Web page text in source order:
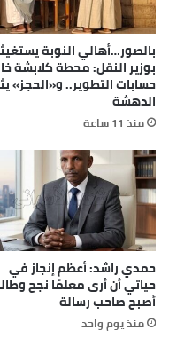
بالصور…أهالي النوبة
بوزير النقل: محطة كلابشة
حسابات التطوير.. و«الحجز»
الدهشة
منذ 11 ساعة
حمدي راشد: أعظم إنجاز في
حياتي أن أرى معلمًا نجح
أصبح صاحب رسالة
منذ يوم واحد